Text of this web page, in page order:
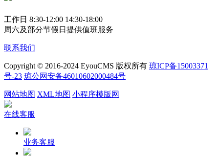
工作日 8:30-12:00 14:30-18:00
周六及部分节假日提供值班服务
联系我们
Copyright © 2016-2024 EyouCMS 版权所有 琼ICP备15003371
号-23 琼公网安备46010602000484号
网站地图 XML地图 小程序模版网
在线客服
业务客服